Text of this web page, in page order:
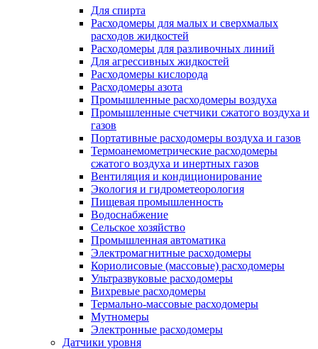
Для спирта
Расходомеры для малых и сверхмалых
расходов жидкостей
Расходомеры для разливочных линий
Для агрессивных жидкостей
Расходомеры кислорода
Расходомеры азота
Промышленные расходомеры воздуха
Промышленные счетчики сжатого воздуха и
газов
Портативные расходомеры воздуха и газов
Термоанемометрические расходомеры
сжатого воздуха и инертных газов
Вентиляция и кондиционирование
Экология и гидрометеорология
Пищевая промышленность
Водоснабжение
Сельское хозяйство
Промышленная автоматика
Электромагнитные расходомеры
Кориолисовые (массовые) расходомеры
Ультразвуковые расходомеры
Вихревые расходомеры
Термально-массовые расходомеры
Мутномеры
Электронные расходомеры
Датчики уровня